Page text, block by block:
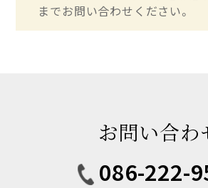
までお問い合わせください。
お問い合わ
086-222-